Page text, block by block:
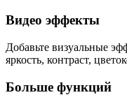
Видео эффекты
Добавьте визуальные
яркость, контраст,
Больше функций